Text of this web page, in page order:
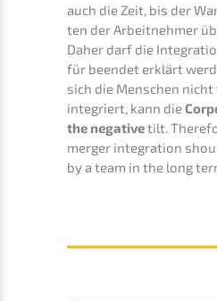
auch die Zeit, bis der
ten der Arbeit­neh­mer
Daher darf die
für beendet erklärt
sich die Menschen
integriert, kann die
the negati­vetilt.
merger integra­ti­on
by a team in the long